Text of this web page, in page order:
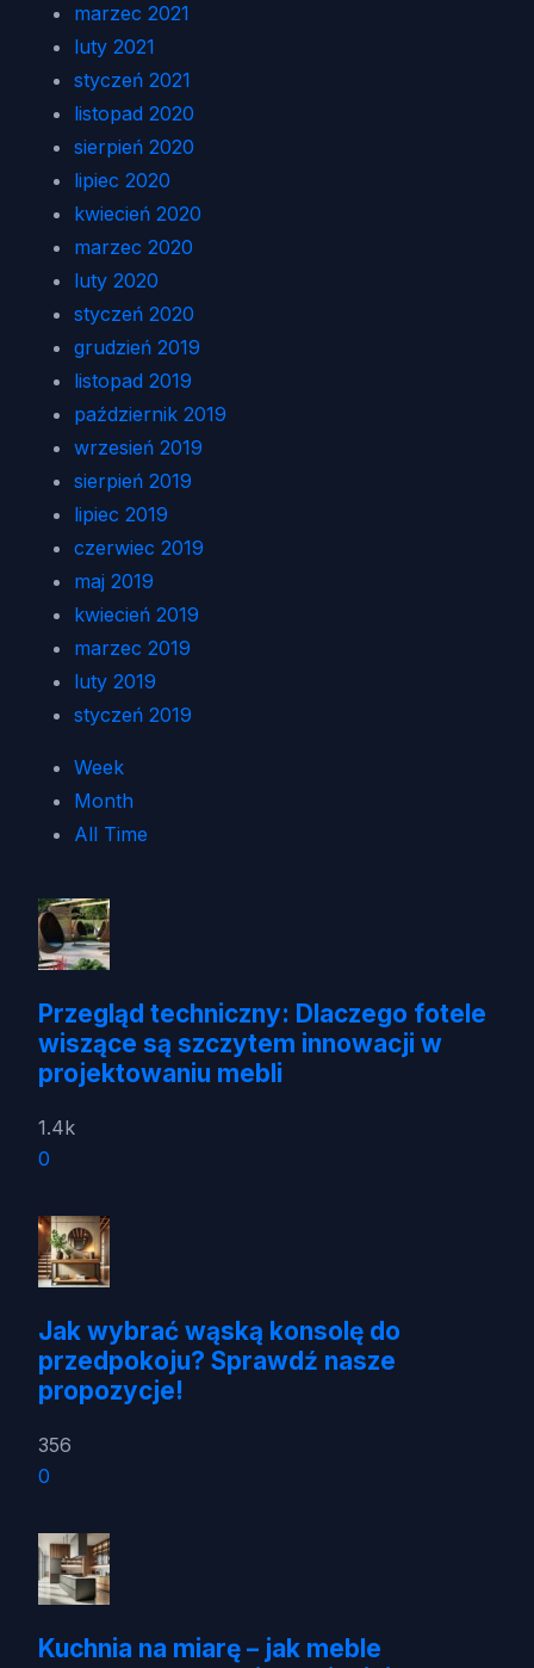
marzec 2021
luty 2021
styczeń 2021
listopad 2020
sierpień 2020
lipiec 2020
kwiecień 2020
marzec 2020
luty 2020
styczeń 2020
grudzień 2019
listopad 2019
październik 2019
wrzesień 2019
sierpień 2019
lipiec 2019
czerwiec 2019
maj 2019
kwiecień 2019
marzec 2019
luty 2019
styczeń 2019
Week
Month
All Time
Przegląd techniczny: Dlaczego fotele
wiszące są szczytem innowacji w
projektowaniu mebli
1.4k
0
Jak wybrać wąską konsolę do
przedpokoju? Sprawdź nasze
propozycje!
356
0
Kuchnia na miarę – jak meble